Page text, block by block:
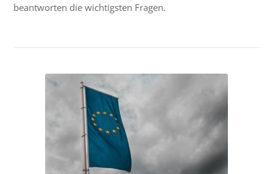
beantworten die wichtigsten Fragen.